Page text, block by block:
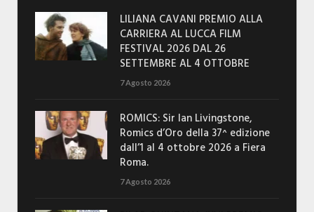
LILIANA CAVANI PREMIO ALLA
CARRIERA AL LUCCA FILM
FESTIVAL 2026 DAL 26
SETTEMBRE AL 4 OTTOBRE
7 Agosto 2026
ROMICS: Sir Ian Livingstone,
Romics d’Oro della 37^ edizione
dall’1 al 4 ottobre 2026 a Fiera
Roma.
7 Agosto 2026